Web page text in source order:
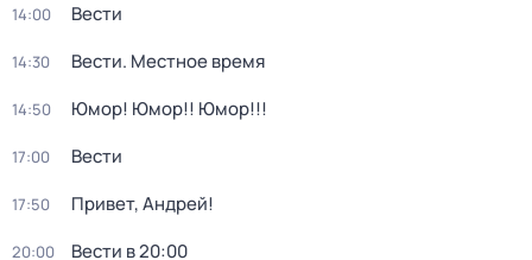
14:00 Вести
14:30 Вести. Местное время
14:50 Юмор! Юмор!! Юмор!!!
17:00 Вести
17:50 Привет, Андрей!
20:00 Вести в 20:00